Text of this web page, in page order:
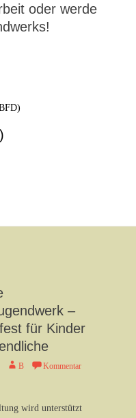
oder werde
–
für Kinder
Autor
B
Kommentar
wird unterstützt